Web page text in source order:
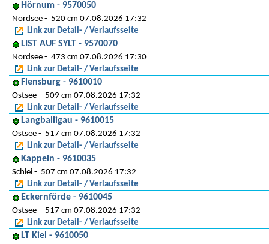
Hörnum - 9570050
Nordsee
520 cm 07.08.2026 17:32
Link zur Detail- / Verlaufsseite
LIST AUF SYLT - 9570070
Nordsee
473 cm 07.08.2026 17:30
Link zur Detail- / Verlaufsseite
Flensburg - 9610010
Ostsee
509 cm 07.08.2026 17:32
Link zur Detail- / Verlaufsseite
Langballigau - 9610015
Ostsee
517 cm 07.08.2026 17:32
Link zur Detail- / Verlaufsseite
Kappeln - 9610035
Schlei
507 cm 07.08.2026 17:32
Link zur Detail- / Verlaufsseite
Eckernförde - 9610045
Ostsee
517 cm 07.08.2026 17:32
Link zur Detail- / Verlaufsseite
LT Kiel - 9610050